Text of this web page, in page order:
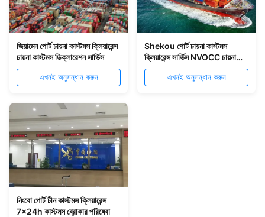
জিয়ামেন পোর্ট চায়না কাস্টমস ক্লিয়ারেন্স
চায়না কাস্টমস ডিক্লারেশন সার্ভিস
এখনই অনুসন্ধান করুন
Shekou পোর্ট চায়না কাস্টমস
ক্লিয়ারেন্স সার্ভিস NVOCC চায়না
শিপিং ব্রোকার
এখনই অনুসন্ধান করুন
নিংবো পোর্ট চীন কাস্টমস ক্লিয়ারেন্স
7x24h কাস্টমস ব্রোকার পরিষেবা